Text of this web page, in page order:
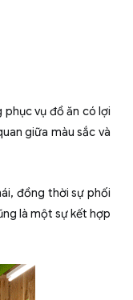
vụ đồ ăn có lợi
giữa màu sắc và
đồng thời sự phối
là một sự kết hợp